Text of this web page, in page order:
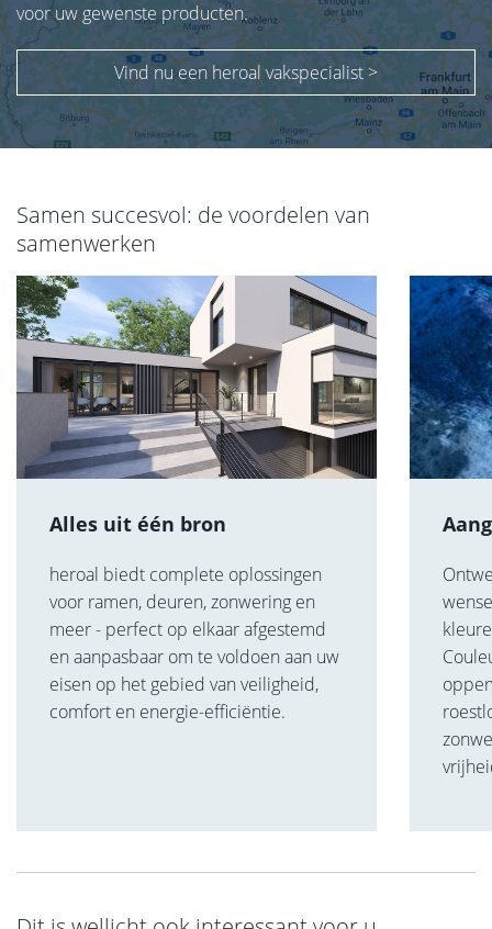
voor uw gewenste producten.
Vind nu een heroal vakspecialist >
Samen succesvol: de voordelen van
samenwerken
Alles uit één bron
heroal biedt complete oplossingen
voor ramen, deuren, zonwering en
meer - perfect op elkaar afgestemd
en aanpasbaar om te voldoen aan uw
eisen op het gebied van veiligheid,
comfort en energie-efficiëntie.